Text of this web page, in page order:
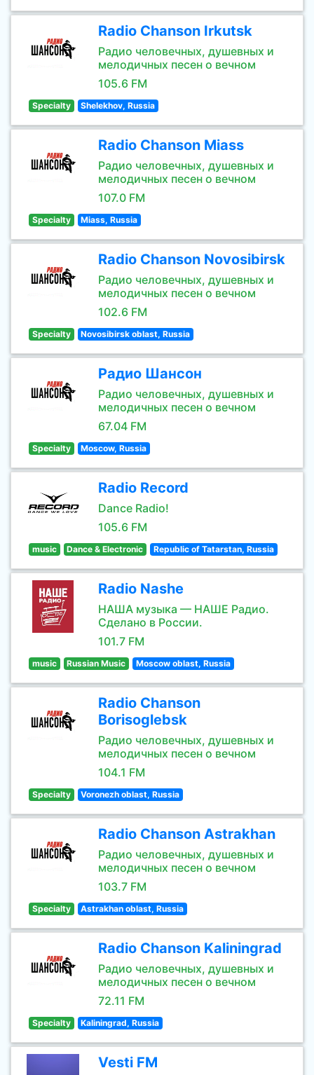
Radio Chanson Irkutsk
Радио человечных, душевных и
мелодичных песен о вечном
105.6 FM
Specialty Shelekhov, Russia
Radio Chanson Miass
Радио человечных, душевных и
мелодичных песен о вечном
107.0 FM
Specialty Miass, Russia
Radio Chanson Novosibirsk
Радио человечных, душевных и
мелодичных песен о вечном
102.6 FM
Specialty Novosibirsk oblast, Russia
Радио Шансон
Радио человечных, душевных и
мелодичных песен о вечном
67.04 FM
Specialty Moscow, Russia
Radio Record
Dance Radio!
105.6 FM
music Dance & Electronic Republic of Tatarstan, Russia
Radio Nashe
НАША музыка — НАШЕ Радио.
Сделано в России.
101.7 FM
music Russian Music Moscow oblast, Russia
Radio Chanson
Borisoglebsk
Радио человечных, душевных и
мелодичных песен о вечном
104.1 FM
Specialty Voronezh oblast, Russia
Radio Chanson Astrakhan
Радио человечных, душевных и
мелодичных песен о вечном
103.7 FM
Specialty Astrakhan oblast, Russia
Radio Chanson Kaliningrad
Радио человечных, душевных и
мелодичных песен о вечном
72.11 FM
Specialty Kaliningrad, Russia
Vesti FM